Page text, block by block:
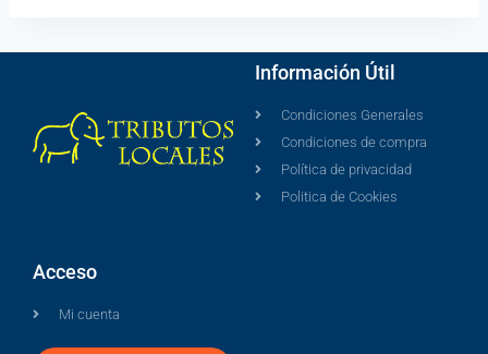
Información Útil
Condiciones Generales
Condiciones de compra
Política de privacidad
Politica de Cookies
Acceso
Mi cuenta